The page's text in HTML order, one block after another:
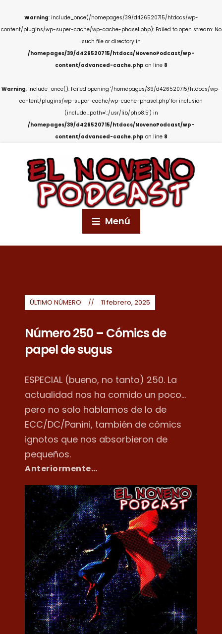
Warning: include_once(/homepages/39/d426520715/htdocs/wp-
content/plugins/wp-super-cache/wp-cache-phase1.php): Failed to open stream: No
such file or directory in
/homepages/39/d426520715/htdocs/NovenoPodcast/wp-
content/advanced-cache.php on line 8
Warning: include_once(): Failed opening '/homepages/39/d426520715/htdocs/wp-
content/plugins/wp-super-cache/wp-cache-phase1.php' for inclusion
(include_path='.:/usr/lib/php8.5') in
/homepages/39/d426520715/htdocs/NovenoPodcast/wp-
content/advanced-cache.php on line 8
Menú
ÚLTIMO NÚMERO 11 febrero, 2025
Número 250 – Cómics de
papel de sugus
ESPECIAL (bueno, no tanto) 250. La
actualidad nos ha comido un poco...
pero no solo hablamos de lo de
ECC/DC/Panini, también de cómics
ignotos que nos absorbieron de
pequeños.
Anteriormente…